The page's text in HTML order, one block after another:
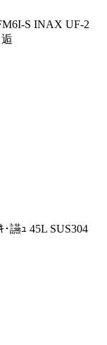
S INAX UF-2
讌ｭ 45L SUS304